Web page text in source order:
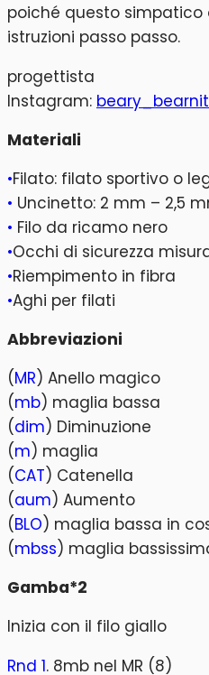
poiché questo
istruzioni passo passo.
progettista
Instagram:
Materiali
•Filato: filato sportivo o
• Uncinetto: 2 mm – 2,5
• Filo da ricamo nero
•Occhi di sicurezza
•Riempimento in fibra
•Aghi per filati
Abbreviazioni
(MR) Anello magico
(mb) maglia bassa
(dim) Diminuzione
(m) maglia
(CAT) Catenella
(aum) Aumento
(BLO) maglia bassa in
(mbss) maglia
Gamba*2
Inizia con il filo giallo
Rnd 1. 8mb nel MR (8)